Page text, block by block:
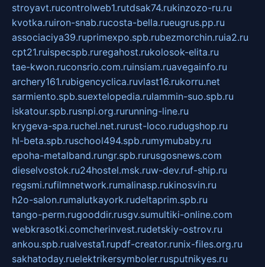
stroyavt.rucontrolweb1.rutdsak74.rukinzozo-ru.ru
kvotka.ruiron-snab.rucosta-bella.rueugrus.pp.ru
associaciya39.ruprimexpo.spb.rubezmorchin.ruia2.ru
cpt21.ruispecspb.ruregahost.rukolosok-elita.ru
tae-kwon.ruconsrio.com.ruinsiam.ruavegainfo.ru
archery161.rubigencyclica.ruvlast16.rukorru.net
sarmiento.spb.suextelopedia.rulammin-suo.spb.ru
iskatour.spb.rusnpi.org.rurunning-line.ru
krygeva-spa.ruchel.net.rurust-loco.rudugshop.ru
hl-beta.spb.ruschool494.spb.rumymubaby.ru
epoha-metalband.rungr.spb.rurusgosnews.com
dieselvostok.ru24hostel.msk.ruw-dev.ruf-ship.ru
regsmi.rufilmnetwork.rumalinasp.rukinosvin.ru
h2o-salon.rumalutkayork.rudeltaprim.spb.ru
tango-perm.rugooddir.rusgv.sumultiki-online.com
webkrasotki.comcherinvest.rudetskiy-ostrov.ru
ankou.spb.rualvesta1.rupdf-creator.runix-files.org.ru
sakhatoday.ruelektrikersymboler.rusputnikyes.ru